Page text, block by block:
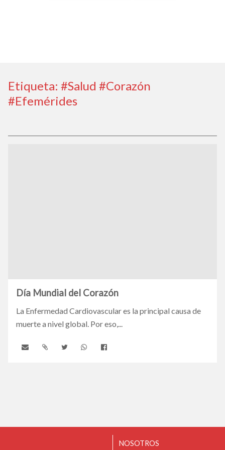
Etiqueta: #Salud #Corazón
#Efemérides
Día Mundial del Corazón
La Enfermedad Cardiovascular es la principal causa de
muerte a nivel global. Por eso,...
NOSOTROS